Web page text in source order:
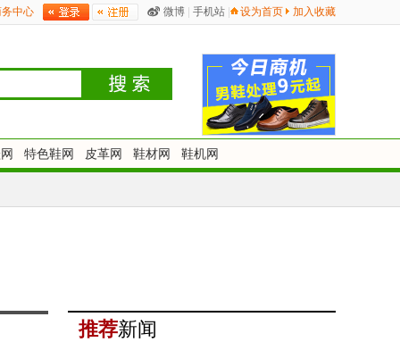
设为首页 加入收藏
手机站
微博
中心
特色鞋网 皮革网 鞋材网 鞋机网
推荐新闻